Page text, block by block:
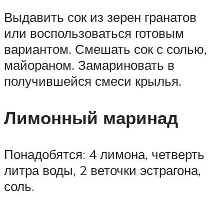
Выдавить сок из зерен гранатов
или воспользоваться готовым
вариантом. Смешать сок с солью,
майораном. Замариновать в
получившейся смеси крылья.
Лимонный маринад
Понадобятся: 4 лимона, четверть
литра воды, 2 веточки эстрагона,
соль.